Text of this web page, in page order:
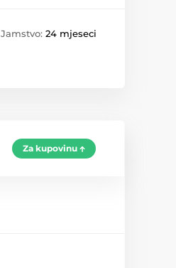
Jamstvo: 24 mjeseci
Za kupovinu